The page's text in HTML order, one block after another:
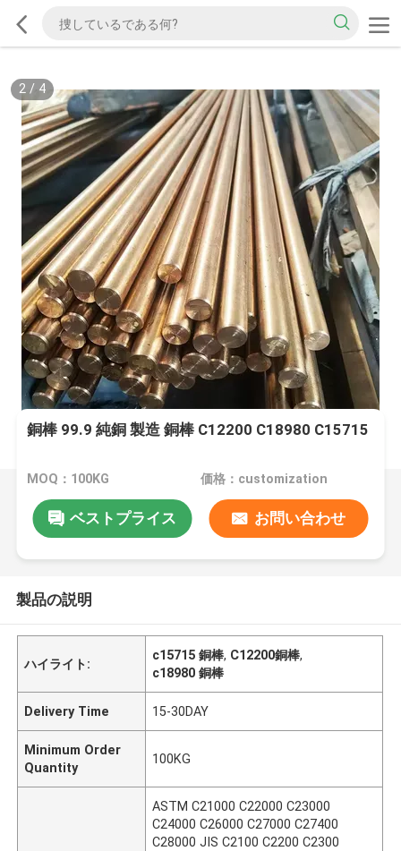
2/ 4
銅棒 99.9 純銅 製造 銅棒 C12200 C18980 C15715
MOQ：100KG 価格：customization
ベストプライス お問い合わせ
製品の説明
ハイライト:
c15715 銅棒, C12200銅棒,
c18980 銅棒
Delivery Time 15-30DAY
Minimum Order
Quantity
100KG
ASTM C21000 C22000 C23000
C24000 C26000 C27000 C27400
C28000 JIS C2100 C2200 C2300